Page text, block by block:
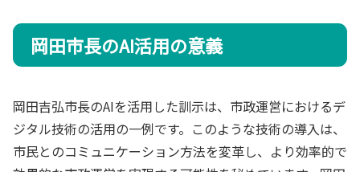
岡田市長のAI活用の意義
岡田吉弘市長のAIを活用した訓示は、市政運営におけるデ
ジタル技術の活用の一例です。このような技術の導入は、
市民とのコミュニケーション方法を変革し、より効率的で